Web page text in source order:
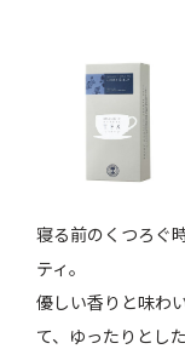
寝る前のくつろぐ
ティ。
優しい香りと味わ
て、ゆったりとし